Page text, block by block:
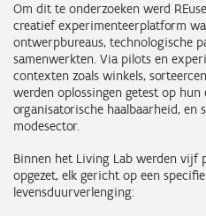
Om dit te onderzoeken werd
creatief experimenteerplatform
ontwerpbureaus, technologische
samenwerkten. Via pilots en
contexten zoals winkels,
werden oplossingen getest op hun
organisatorische haalbaarheid, en
modesector.
Binnen het Living Lab werden vijf
opgezet, elk gericht op een
levensduurverlenging: